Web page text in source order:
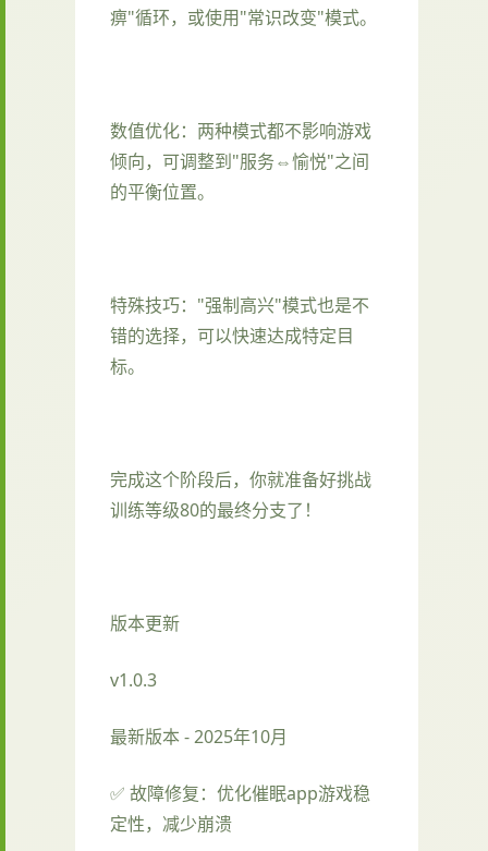
痹"循环，或使用"常识改变"模式。
数值优化：两种模式都不影响游戏
倾向，可调整到"服务⇔愉悦"之间
的平衡位置。
特殊技巧："强制高兴"模式也是不
错的选择，可以快速达成特定目
标。
完成这个阶段后，你就准备好挑战
训练等级80的最终分支了！
版本更新
v1.0.3
最新版本 - 2025年10月
✅ 故障修复：优化催眠app游戏稳
定性，减少崩溃